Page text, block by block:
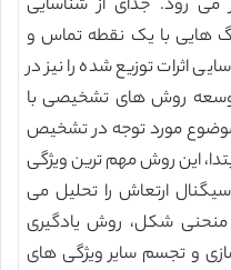
رود. جدای از شناسایی
هایی با یک نقطه تماس و
اثرات توزیع شده را نیز در
توسعه روش های تشخیصی با
مورد توجه در تشخیص
این روش مهم ترین ویژگی
ارتعاش را تحلیل می
منحنی شکل، روش یادگیری
و تجسم سایر ویژگی های